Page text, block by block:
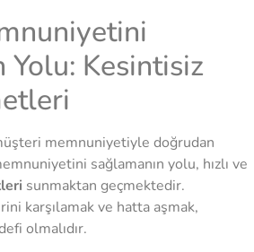
Yolu: Kesintisiz
memnuniyetiyle doğrudan
sağlamanın yolu, hızlı ve
sunmaktan geçmektedir.
karşılamak ve hatta aşmak,
olmalıdır.